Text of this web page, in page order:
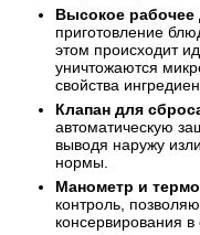
Высокое рабочее
приготовление
этом происходит
уничтожаются
свойства
Клапан для
автоматическую
выводя наружу
нормы.
Манометр и
контроль,
консервирования в